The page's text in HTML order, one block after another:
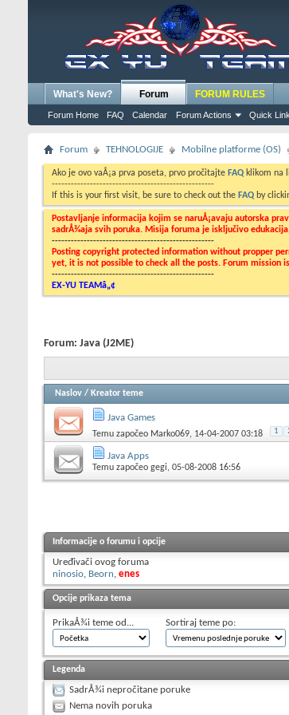
What's New? Forum
Forum Home FAQ Calendar Forum Actions Quick
FORUM RULES
Forum TEHNOLOGIJE Mobilne platforme (OS)
Ako je ovo vaÅ¡a prva poseta, prvo pročitajte FAQ klikom na
---------------------------------------------------
If this is your first visit, be sure to check out the FAQ by
Postavljanje informacija kojim se naruÅ¡avaju autorska
sadrÅ¾aja svih poruka. Misija foruma je isključivo
---------------------------------------------------
Posting copyright protected information without propper
yet, it is not possible to check all the posts. Forum mission
---------------------------------------------------
EX-YU TEAMâ„¢
Forum: Java (J2ME)
Naslov / Kreator teme
Java Games
Temu započeo Marko069, 14-04-2007 03:18 1
Java Apps
Temu započeo gegi, 05-08-2008 16:56
Informacije o forumu i opcije
Uređivači ovog foruma
ninosio, Beorn, enes
Opcije prikaza tema
PrikaÅ¾i teme od... Sortiraj teme po:
Legenda
SadrÅ¾i nepročitane poruke
Nema novih poruka